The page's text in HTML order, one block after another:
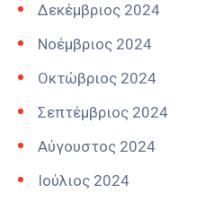
Δεκέμβριος 2024
Νοέμβριος 2024
Οκτώβριος 2024
Σεπτέμβριος 2024
Αύγουστος 2024
Ιούλιος 2024